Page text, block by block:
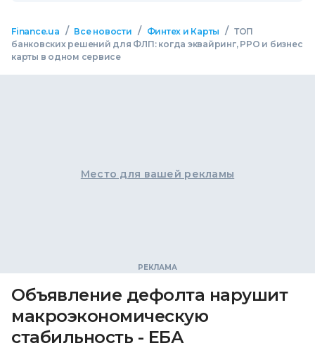
Finance.ua / Все новости / Финтех и Карты / ТОП
банковских решений для ФЛП: когда эквайринг, РРО и бизнес
карты в одном сервисе
Место для вашей рекламы
Объявление дефолта нарушит
макроэкономическую
стабильность - ЕБА